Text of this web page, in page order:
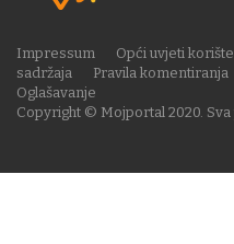
Copyright © Mojportal 2020. Sva
Impressum Opći uvjeti
sadržaja
Pravila komentiranja
Oglašavanje